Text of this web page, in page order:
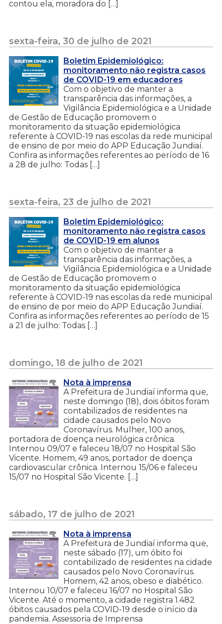
contou ela, moradora do […]
sexta-feira, 30 de julho de 2021
Boletim Epidemiológico:
monitoramento não registra casos
de COVID-19 em educadores
Com o objetivo de manter a
transparência das informações, a
Vigilância Epidemiológica e a Unidade
de Gestão de Educação promovem o
monitoramento da situação epidemiológica
referente à COVID-19 nas escolas da rede municipal
de ensino de por meio do APP Educação Jundiaí.
Confira as informações referentes ao período de 16
a 28 de julho: Todas […]
sexta-feira, 23 de julho de 2021
Boletim Epidemiológico:
monitoramento não registra casos
de COVID-19 em alunos
Com o objetivo de manter a
transparência das informações, a
Vigilância Epidemiológica e a Unidade
de Gestão de Educação promovem o
monitoramento da situação epidemiológica
referente à COVID-19 nas escolas da rede municipal
de ensino de por meio do APP Educação Jundiaí.
Confira as informações referentes ao período de 15
a 21 de julho: Todas […]
domingo, 18 de julho de 2021
Nota à imprensa
A Prefeitura de Jundiaí informa que,
neste domingo (18), dois óbitos foram
contabilizados de residentes na
cidade causados pelo Novo
Coronavírus. Mulher, 100 anos,
portadora de doença neurológica crônica.
Internou 09/07 e faleceu 18/07 no Hospital São
Vicente. Homem, 49 anos, portador de doença
cardiovascular crônica. Internou 15/06 e faleceu
15/07 no Hospital São Vicente. […]
sábado, 17 de julho de 2021
Nota à imprensa
A Prefeitura de Jundiaí informa que,
neste sábado (17), um óbito foi
contabilizado de residentes na cidade
causados pelo Novo Coronavírus.
Homem, 42 anos, obeso e diabético.
Internou 10/07 e faleceu 16/07 no Hospital São
Vicente. Até o momento, a cidade registra 1.482
óbitos causados pela COVID-19 desde o início da
pandemia. Assessoria de Imprensa